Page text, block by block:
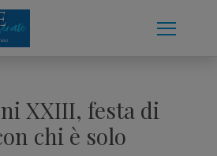
XXIII, festa di
chi è solo